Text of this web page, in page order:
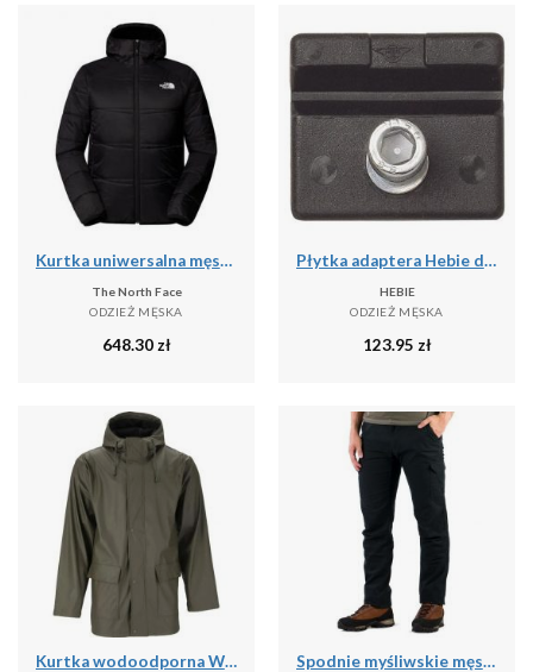
Kurtka uniwersalna męska The North Face Quest Ins
The North Face
ODZIEŻ MĘSKA
648.30zł
Płytka adaptera Hebie do podwójnej stopki
HEBIE
ODZIEŻ MĘSKA
123.95 zł
Kurtka wodoodporna Weather Report Torsten Spodnie myśliwskie męskie Tagart Enduro 2 Ripstop wygodne bojówki